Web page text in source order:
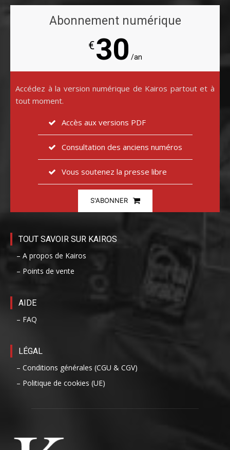
Abonnement numérique
€30 /an
Accédez à la version numérique de Kairos partout et à
tout moment.
Accès aux versions PDF
Consultation des anciens numéros
Vous soutenez la presse libre
S'ABONNER
TOUT SAVOIR SUR KAIROS
– A propos de Kairos
– Points de vente
AIDE
– FAQ
LÉGAL
– Conditions générales (CGU & CGV)
– Politique de cookies (UE)